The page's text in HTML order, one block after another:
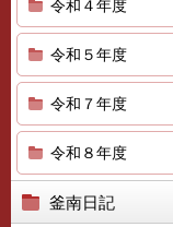
令和４年度
令和５年度
令和７年度
令和８年度
釜南日記